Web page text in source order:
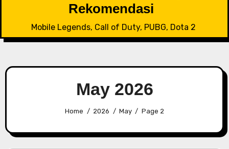
Rekomendasi
Mobile Legends, Call of Duty, PUBG, Dota 2
May 2026
Home 2026 May Page 2